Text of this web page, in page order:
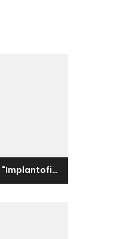
Стоматология "Implantofix"